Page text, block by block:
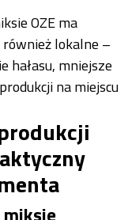
OZE ma
lokalne –
hałasu, mniejsze
na miejscu
miksie